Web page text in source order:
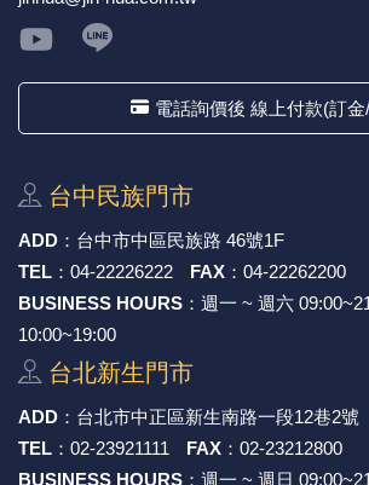
電話詢價後 線上付款(訂金
台中⺠族⾨市
ADD ： 台中市中區⺠族路 46號1F
TEL ： 04-22226222 FAX ： 04-22262200
BUSINESS HOURS ：週一 ~ 週六
10:00~19:00
台北新⽣⾨市
ADD ： 台北市中正區新⽣南路⼀段12巷2號
TEL ： 02-23921111 FAX ： 02-23212800
BUSINESS HOURS ：週一 ~ 週日